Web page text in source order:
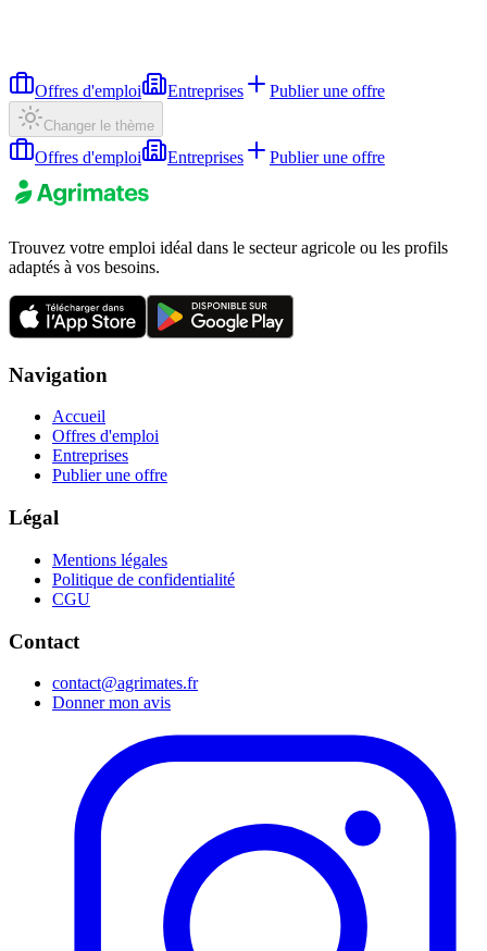
Offres d'emploi Entreprises Publier une offre
Changer le thème
Offres d'emploi Entreprises Publier une offre
Trouvez votre emploi idéal dans le secteur agricole ou les profils
adaptés à vos besoins.
Navigation
Accueil
Offres d'emploi
Entreprises
Publier une offre
Légal
Mentions légales
Politique de confidentialité
CGU
Contact
contact@agrimates.fr
Donner mon avis